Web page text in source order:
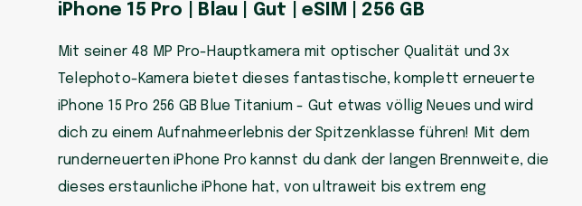
iPhone 15 Pro | Blau | Gut | eSIM | 256 GB
Mit seiner 48 MP Pro-Hauptkamera mit optischer Qualität und 3x
Telephoto-Kamera bietet dieses fantastische, komplett erneuerte
iPhone 15 Pro 256 GB Blue Titanium - Gut etwas völlig Neues und wird
dich zu einem Aufnahmeerlebnis der Spitzenklasse führen! Mit dem
runderneuerten iPhone Pro kannst du dank der langen Brennweite, die
dieses erstaunliche iPhone hat, von ultraweit bis extrem eng